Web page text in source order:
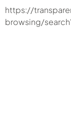
https://
browsing/